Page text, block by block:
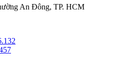
An Đông, TP. HCM